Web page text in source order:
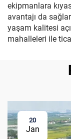
ekipmanlara
avantajı da
yaşam kalitesi
mahalleleri ile
20
Jan